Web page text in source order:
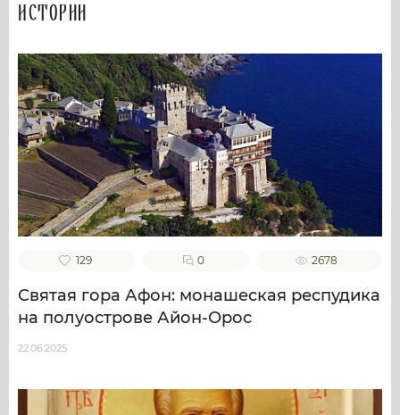
Истории
129 0 2678
Святая гора Афон: монашеская респудика
на полуострове Айон-Орос
22.06.2025